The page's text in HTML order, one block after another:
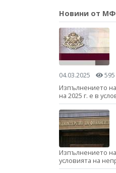
Новини от МФ
04.03.2025 595
Изпълнението
на 2025 г. е в
Изпълнението
условията на